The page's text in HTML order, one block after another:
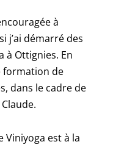
à
j’ai démarré des
à Ottignies. En
formation de
dans le cadre de
Viniyoga est à la